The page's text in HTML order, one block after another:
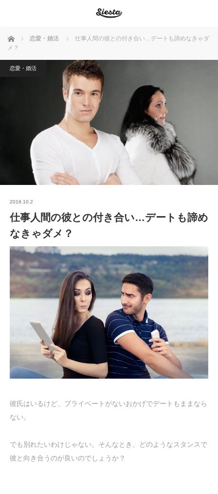
ホーム 恋愛・婚活
仕事人間の彼との付き合い…デートも諦めなきゃダ
メ？
恋愛・婚活
2018.10.2
仕事人間の彼との付き合い…デートも諦め
なきゃダメ？
彼氏はいるけど、プライベートがないおかげでデートもままなら
ない。
でも別れたいわけじゃない。そんなとき、どのようなスタンスで
彼と向き合うのが良いのでしょうか？